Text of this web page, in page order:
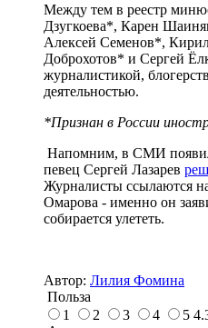
Между тем в реестр
Дзугкоева*, Карен
Алексей Семенов*,
Доброхотов* и Сергей
журналистикой,
деятельностью.
*Признан в России
Напомним, в СМИ
певец Сергей Лазарев
Журналисты ссылаются
Омарова - именно он
собирается улететь.
Автор: Лилия Фомина
Польза
1
2 3 4 5